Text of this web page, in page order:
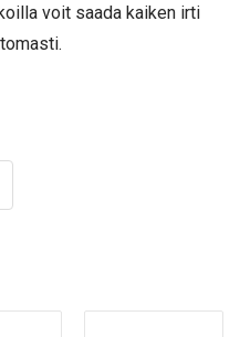
voit saada kaiken irti